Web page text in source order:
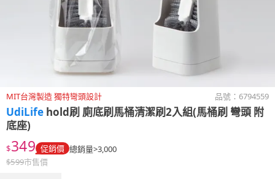
MIT台灣製造 獨特彎頭設計 品號： 6794559
UdiLife hold刷 廁底刷馬桶清潔刷2入組(馬桶刷 彎頭 附
底座)
$349 促銷價 總銷量>3,000
$599市售價